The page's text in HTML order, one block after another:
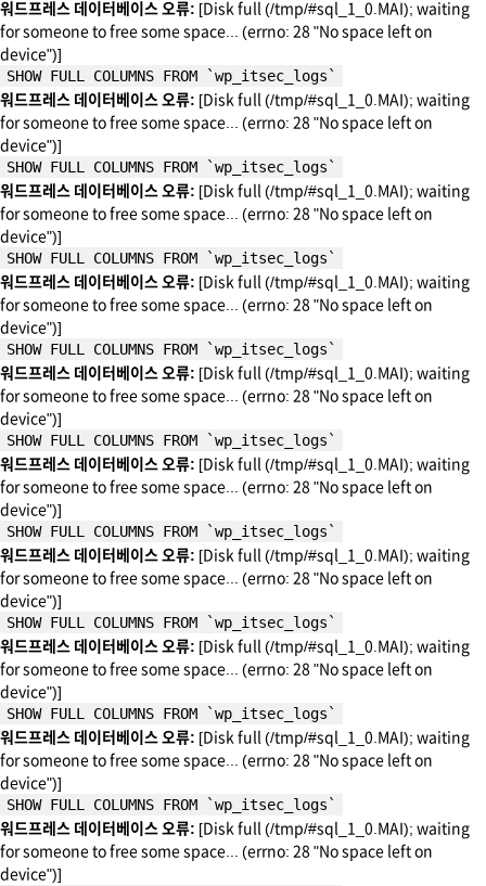
워드프레스 데이터베이스 오류: [Disk full (/tmp/#sql_1_0.MAI); waiting
for someone to free some space... (errno: 28 "No space left on
device")]
SHOW FULL COLUMNS FROM `wp_itsec_logs`
워드프레스 데이터베이스 오류: [Disk full (/tmp/#sql_1_0.MAI); waiting
for someone to free some space... (errno: 28 "No space left on
device")]
SHOW FULL COLUMNS FROM `wp_itsec_logs`
워드프레스 데이터베이스 오류: [Disk full (/tmp/#sql_1_0.MAI); waiting
for someone to free some space... (errno: 28 "No space left on
device")]
SHOW FULL COLUMNS FROM `wp_itsec_logs`
워드프레스 데이터베이스 오류: [Disk full (/tmp/#sql_1_0.MAI); waiting
for someone to free some space... (errno: 28 "No space left on
device")]
SHOW FULL COLUMNS FROM `wp_itsec_logs`
워드프레스 데이터베이스 오류: [Disk full (/tmp/#sql_1_0.MAI); waiting
for someone to free some space... (errno: 28 "No space left on
device")]
SHOW FULL COLUMNS FROM `wp_itsec_logs`
워드프레스 데이터베이스 오류: [Disk full (/tmp/#sql_1_0.MAI); waiting
for someone to free some space... (errno: 28 "No space left on
device")]
SHOW FULL COLUMNS FROM `wp_itsec_logs`
워드프레스 데이터베이스 오류: [Disk full (/tmp/#sql_1_0.MAI); waiting
for someone to free some space... (errno: 28 "No space left on
device")]
SHOW FULL COLUMNS FROM `wp_itsec_logs`
워드프레스 데이터베이스 오류: [Disk full (/tmp/#sql_1_0.MAI); waiting
for someone to free some space... (errno: 28 "No space left on
device")]
SHOW FULL COLUMNS FROM `wp_itsec_logs`
워드프레스 데이터베이스 오류: [Disk full (/tmp/#sql_1_0.MAI); waiting
for someone to free some space... (errno: 28 "No space left on
device")]
SHOW FULL COLUMNS FROM `wp_itsec_logs`
워드프레스 데이터베이스 오류: [Disk full (/tmp/#sql_1_0.MAI); waiting
for someone to free some space... (errno: 28 "No space left on
device")]